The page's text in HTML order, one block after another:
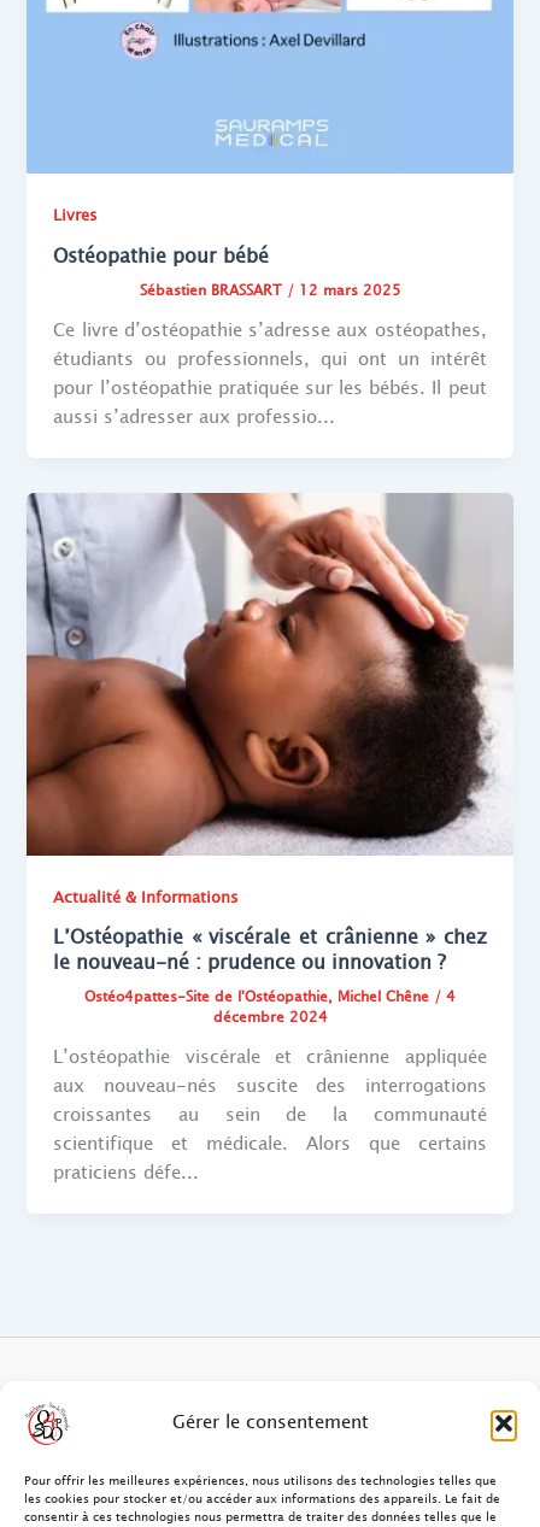
Gérer le consentement
Pour offrir les meilleures expériences, nous utilisons des technologies telles que
les cookies pour stocker et/ou accéder aux informations des appareils. Le fait de
consentir à ces technologies nous permettra de traiter des données telles que le
Livres
Ostéopathie pour bébé
Sébastien BRASSART/ 12 mars 2025
Ce livre d’ostéopathie s’adresse aux ostéopathes,
étudiants ou professionnels, qui ont un intérêt
pour l’ostéopathie pratiquée sur les bébés. Il peut
aussi s’adresser aux professio...
Actualité & Informations
L’Ostéopathie « viscérale et crânienne » chez
le nouveau-né : prudence ou innovation ?
Ostéo4pattes-Site de l'Ostéopathie, Michel Chêne / 4
décembre 2024
L’ostéopathie viscérale et crânienne appliquée
aux nouveau-nés suscite des interrogations
croissantes au sein de la communauté
scientifique et médicale. Alors que certains
praticiens défe...